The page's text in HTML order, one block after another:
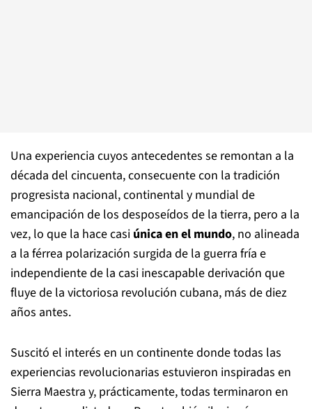
Una experiencia cuyos antecedentes se remontan a la
década del cincuenta, consecuente con la tradición
progresista nacional, continental y mundial de
emancipación de los desposeídos de la tierra, pero a la
vez, lo que la hace casi única en el mundo, no alineada
a la férrea polarización surgida de la guerra fría e
independiente de la casi inescapable derivación que
fluye de la victoriosa revolución cubana, más de diez
años antes.
Suscitó el interés en un continente donde todas las
experiencias revolucionarias estuvieron inspiradas en
Sierra Maestra y, prácticamente, todas terminaron en